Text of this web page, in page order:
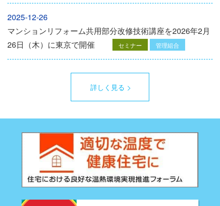
2025-12-26
マンションリフォーム共用部分改修技術講座を2026年2月
26日（木）に東京で開催
セミナー 管理組合
詳しく見る